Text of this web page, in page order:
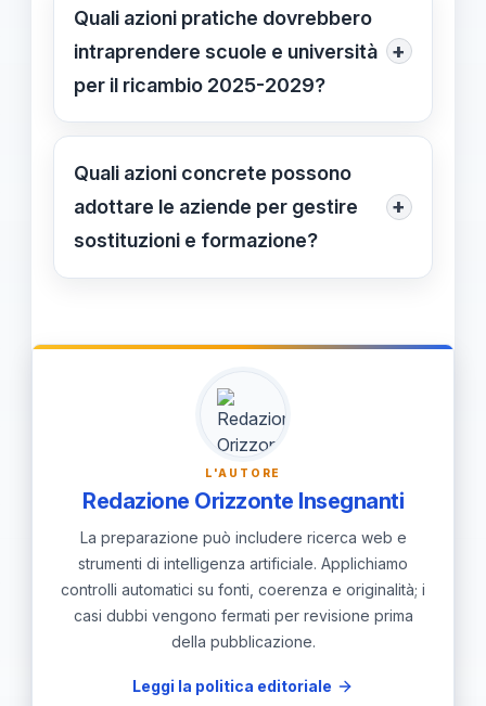
(73–74% del fabbisogno). Industria:
circa 17% del fabbisogno. Altri
comparti: resto 9–10%.
Quali azioni pratiche dovrebbero
intraprendere scuole e università
per il ricambio 2025-2029?
+
Scuole e università dovrebbero
definire percorsi formativi mirati alle
professioni tecniche, integrare studio
e pratica con stage/apprendistato
definire una mappa di competenze e
monitorare gli stage.
Quali azioni concrete possono
adottare le aziende per gestire
sostituzioni e formazione?
+
Pianificare sostituzioni anticipate,
continua, riordinare ladders di
carriera per profili tecnici e digitali,
promuovere collaborazioni con
istituzioni formative e monitorare
indicatori come tassi di
completamento, tempi di assunzione
e stabilità occupazionale.
L'AUTORE
Redazione Orizzonte Insegnanti
La preparazione può includere ricerca web e
strumenti di intelligenza artificiale. Applichiamo
controlli automatici su fonti, coerenza e originalità; i
casi dubbi vengono fermati per revisione prima
della pubblicazione.
Leggi la politica editoriale